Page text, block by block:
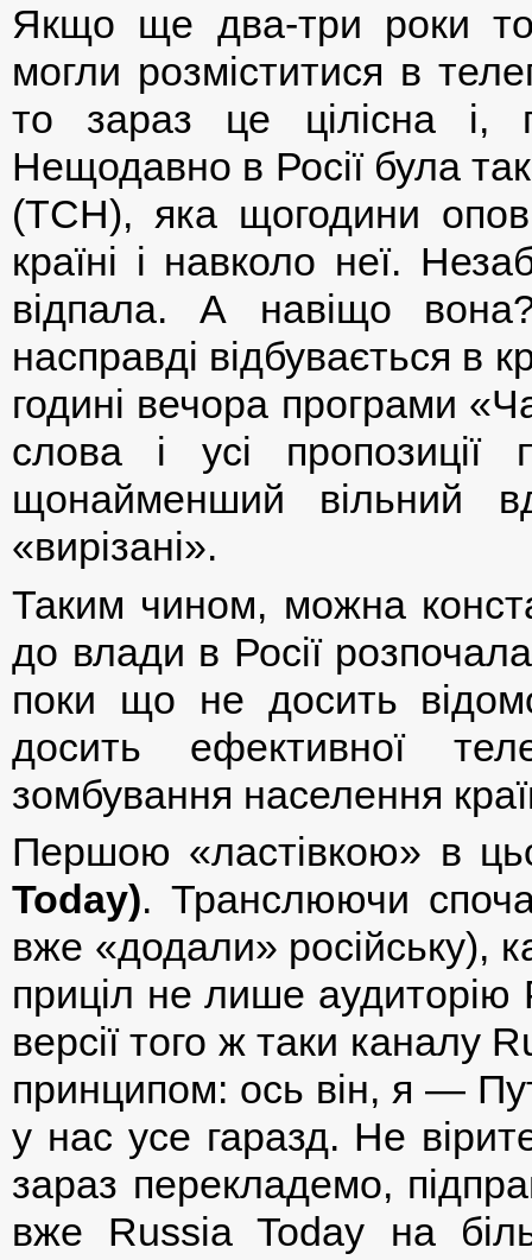
Якщо ще два-три роки
могли розміститися в
то зараз це цілісна і,
Нещодавно в Росії була
(ТСН), яка щогодини
країні і навколо неї.
відпала. А навіщо
насправді відбувається в
годині вечора програми
слова і усі пропозиції
щонайменший вільний
«вирізані».
Таким чином, можна
до влади в Росії
поки що не досить
досить ефективної
зомбування населення
Першою «ластівкою» в
Today). Транслюючи
вже «додали» російську),
приціл не лише аудиторію
версії того ж таки каналу
принципом: ось він, я —
у нас усе гаразд. Не
зараз перекладемо,
вже Russia Today на